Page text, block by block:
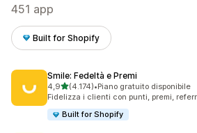
451 app
Built for Shopify
Smile: Fedeltà e Premi
4,9stelle su 5
(4.174)
4174 recensioni totali
•Piano gratuito disponibile
Fidelizza i clienti con punti, premi,
Built for Shopify